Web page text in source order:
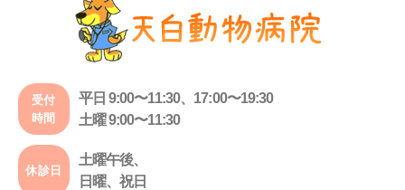
受付
時間
平日 9:00〜11:30、17:00〜19:30
土曜 9:00〜11:30
休診日
土曜午後、
日曜、祝日